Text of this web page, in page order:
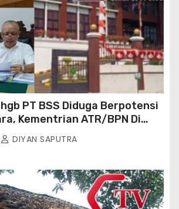
PT BSS Diduga Berpotensi
Kementrian ATR/BPN Di
Jakarta
DIYAN SAPUTRA